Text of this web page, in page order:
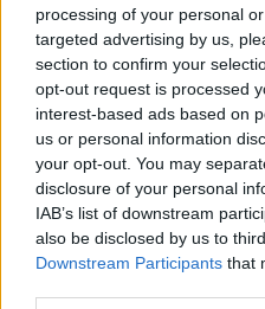
processing of your personal
targeted advertising by us,
section to confirm your
opt-out request is processed
interest-based ads based on
us or personal information
your opt-out. You may
disclosure of your personal
IAB’s list of downstream
also be disclosed by us to
Downstream Participants that